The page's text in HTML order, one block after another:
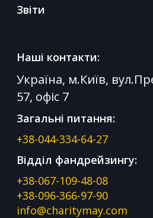
Звіти
Наші контакти:
Україна, м.Київ,
57, офіс 7
Загальні питання:
+38-044-334-64-27
Відділ фандрейзингу:
+38-067-109-48-08
+38-096-366-97-90
info@charitymay.com